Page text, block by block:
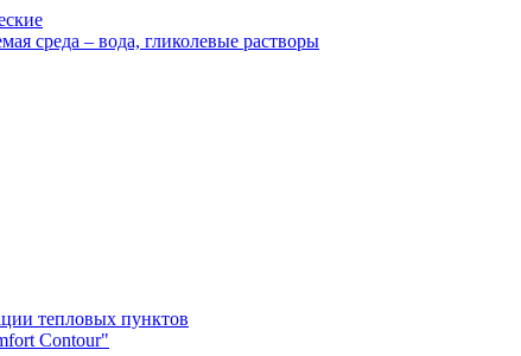
среда – вода, гликолевые растворы
тепловых пунктов
Contour"